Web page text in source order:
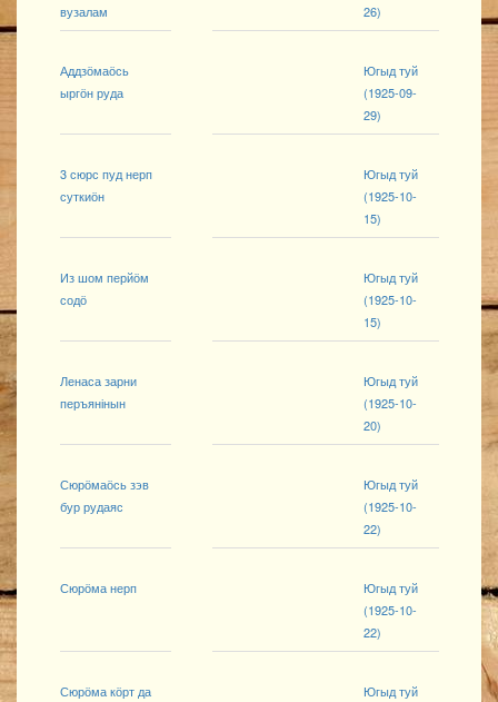
вузалам
26)
Аддзӧмаӧсь
ыргӧн руда
Югыд туй
(1925-09-
29)
3 сюрс пуд нерп
суткиӧн
Югыд туй
(1925-10-
15)
Из шом перйӧм
содӧ
Югыд туй
(1925-10-
15)
Ленаса зарни
перъянінын
Югыд туй
(1925-10-
20)
Сюрӧмаӧсь зэв
бур рудаяс
Югыд туй
(1925-10-
22)
Сюрӧма нерп
Югыд туй
(1925-10-
22)
Сюрӧма кӧрт да
Югыд туй